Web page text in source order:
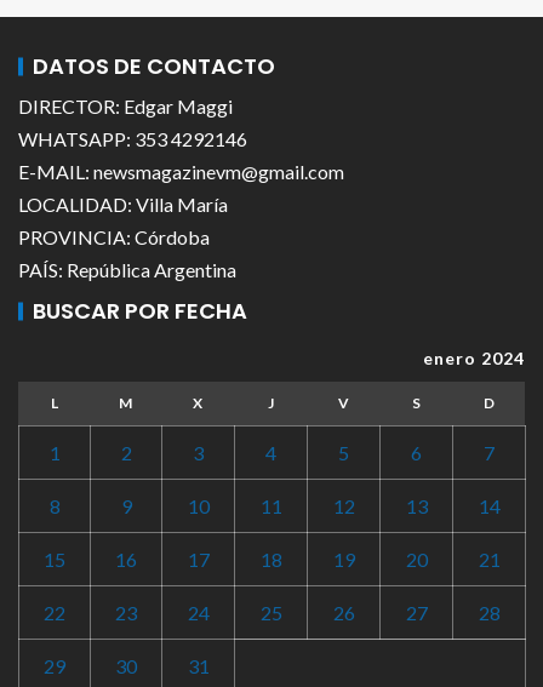
DATOS DE CONTACTO
DIRECTOR: Edgar Maggi
WHATSAPP: 353 4292146
E-MAIL: newsmagazinevm@gmail.com
LOCALIDAD: Villa María
PROVINCIA: Córdoba
PAÍS: República Argentina
BUSCAR POR FECHA
enero 2024
L M X J V S D
1 2 3 4 5 6 7
8 9 10 11 12 13 14
15 16 17 18 19 20 21
22 23 24 25 26 27 28
29 30 31